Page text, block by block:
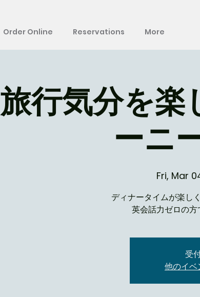
Order Online Reservations More
旅行気分を楽
ーニ
Fri, Mar
ディナータイムが楽し
英会話力ゼロの方
受
他のイベ